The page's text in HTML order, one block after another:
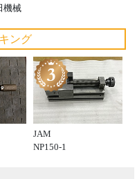
機械
ング
JAM
NP150-1